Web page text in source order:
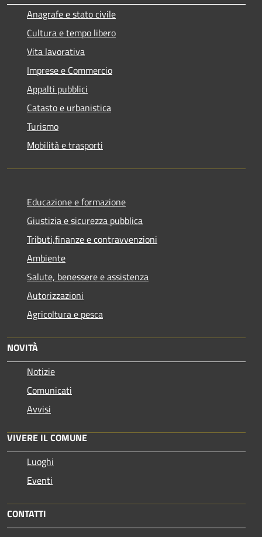
Anagrafe e stato civile
Cultura e tempo libero
Vita lavorativa
Imprese e Commercio
Appalti pubblici
Catasto e urbanistica
Turismo
Mobilità e trasporti
Educazione e formazione
Giustizia e sicurezza pubblica
Tributi,finanze e contravvenzioni
Ambiente
Salute, benessere e assistenza
Autorizzazioni
Agricoltura e pesca
NOVITÀ
Notizie
Comunicati
Avvisi
VIVERE IL COMUNE
Luoghi
Eventi
CONTATTI